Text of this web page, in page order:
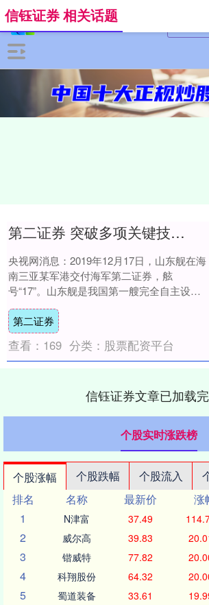
信钰证券 相关话题
第二证券 突破多项关键技术瓶颈，中国航母行稳致远！解锁山东舰多个“高光”时刻
央视网消息：2019年12月17日，山东舰在海
南三亚某军港交付海军第二证券，舷
号“17”。山东舰是我国第一艘完全自主设
计、自主建造、自主配套的航空母舰，是我
国重....
第二证券
查看： 169 分类： 股票配资平台
信钰证券文章已加载
个股实时涨跌榜
个股涨幅 个股跌幅 个股流入
排名
名称 最新价 涨
1
N津富 37.49
2 威尔高 39.83
3 锴威特 77.82
4 科翔股份 64.32
5 蜀道装备 33.61